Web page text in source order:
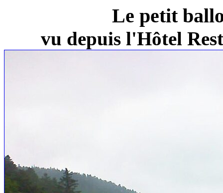
Le petit
vu depuis l'Hôtel